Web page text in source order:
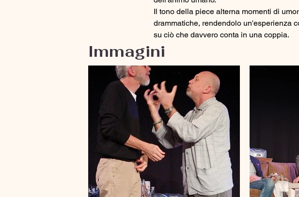
Il tono della piece alterna momenti di
drammatiche, rendendolo un'esperienza
su ciò che davvero conta in una coppia.
Immagini